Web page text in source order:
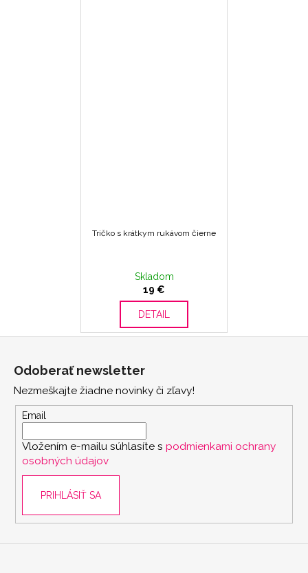
Tričko s krátkym rukávom čierne
Skladom
19 €
DETAIL
Odoberať newsletter
Nezmeškajte žiadne novinky či zľavy!
Email
Vložením e-mailu súhlasíte s podmienkami ochrany
osobných údajov
PRIHLÁSIŤ SA